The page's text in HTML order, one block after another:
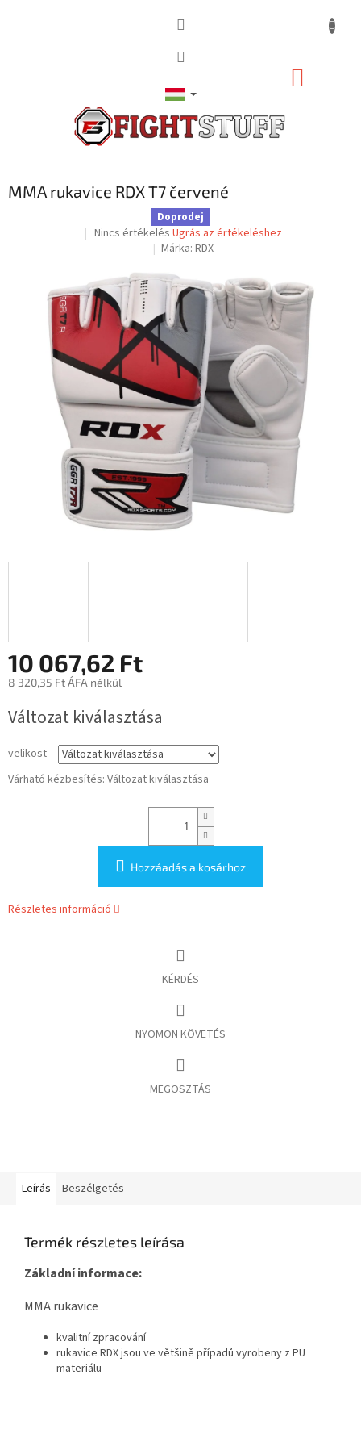
MMA rukavice RDX T7 červené
Doprodej
A
értékelése
5-
ből
0,0
csillag.
Nincs értékelés Ugrás az értékeléshez
Márka: RDX
10 067,62 Ft
8 320,35 Ft ÁFA nélkül
Változat kiválasztása
velikost
Várható kézbesítés: Változat kiválasztása
Hozzáadás a kosárhoz
Részletes információ
KÉRDÉS
NYOMON KÖVETÉS
MEGOSZTÁS
Leírás Beszélgetés
Termék részletes leírása
Základní informace:
MMA rukavice
kvalitní zpracování
rukavice RDX jsou ve většině případů vyrobeny z PU
materiálu